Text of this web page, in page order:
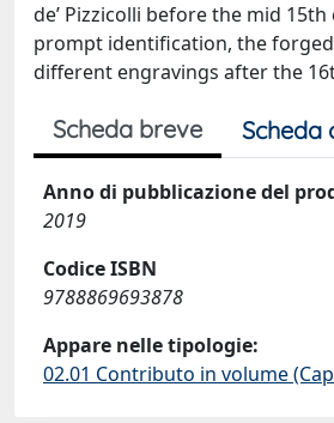
de’ Pizzicolli before the mid
prompt identification, the
different engravings after the
Scheda breve Scheda
Anno di pubblicazione del
2019
Codice ISBN
9788869693878
Appare nelle tipologie:
02.01 Contributo in volume